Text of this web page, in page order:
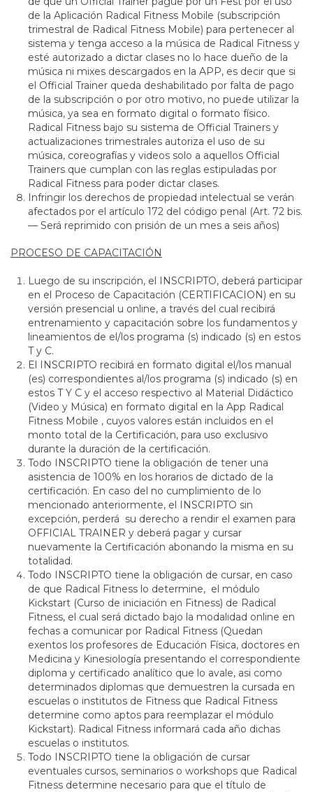
de la Aplicación Radical Fitness Mobile (subscripción
trimestral de Radical Fitness Mobile) para pertenecer al
sistema y tenga acceso a la música de Radical Fitness y
esté autorizado a dictar clases no lo hace dueño de la
música ni mixes descargados en la APP, es decir que si
el Official Trainer queda deshabilitado por falta de pago
de la subscripción o por otro motivo, no puede utilizar la
música, ya sea en formato digital o formato físico.
Radical Fitness bajo su sistema de Official Trainers y
actualizaciones trimestrales autoriza el uso de su
música, coreografías y videos solo a aquellos Official
Trainers que cumplan con las reglas estipuladas por
Radical Fitness para poder dictar clases.
Infringir los derechos de propiedad intelectual se verán
afectados por el artículo 172 del código penal (Art. 72 bis.
— Será reprimido con prisión de un mes a seis años)
PROCESO DE CAPACITACIÓN
Luego de su inscripción, el INSCRIPTO, deberá participar
en el Proceso de Capacitación (CERTIFICACION) en su
versión presencial u online, a través del cual recibirá
entrenamiento y capacitación sobre los fundamentos y
lineamientos de el/los programa (s) indicado (s) en estos
T y C.
El INSCRIPTO recibirá en formato digital el/los manual
(es) correspondientes al/los programa (s) indicado (s) en
estos T Y C y el acceso respectivo al Material Didáctico
(Video y Música) en formato digital en la App Radical
Fitness Mobile , cuyos valores están incluidos en el
monto total de la Certificación, para uso exclusivo
durante la duración de la certificación.
Todo INSCRIPTO tiene la obligación de tener una
asistencia de 100% en los horarios de dictado de la
certificación. En caso del no cumplimiento de lo
mencionado anteriormente, el INSCRIPTO sin
excepción, perderá su derecho a rendir el examen para
OFFICIAL TRAINER y deberá pagar y cursar
nuevamente la Certificación abonando la misma en su
totalidad.
Todo INSCRIPTO tiene la obligación de cursar, en caso
de que Radical Fitness lo determine, el módulo
Kickstart (Curso de iniciación en Fitness) de Radical
Fitness, el cual será dictado bajo la modalidad online en
fechas a comunicar por Radical Fitness (Quedan
exentos los profesores de Educación Física, doctores en
Medicina y Kinesiología presentando el correspondiente
diploma y certificado analítico que lo avale, asi como
determinados diplomas que demuestren la cursada en
escuelas o institutos de Fitness que Radical Fitness
determine como aptos para reemplazar el módulo
Kickstart). Radical Fitness informará cada año dichas
escuelas o institutos.
Todo INSCRIPTO tiene la obligación de cursar
eventuales cursos, seminarios o workshops que Radical
Fitness determine necesario para que el título de